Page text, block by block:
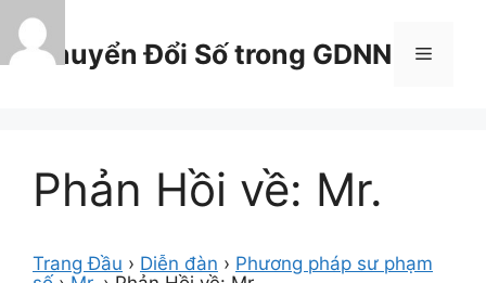
Chuyển
đến
nội
Chuyển Đổi Số trong GDNN Menu
Phản Hồi về: Mr.
Trang Đầu › Diễn đàn › Phương pháp sư phạm